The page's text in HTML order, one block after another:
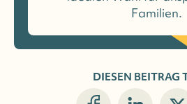
Familien.
DIESEN BEITRAG